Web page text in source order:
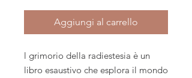
Aggiungi al carrello
l grimorio della radiestesia è un
libro esaustivo che esplora il mondo